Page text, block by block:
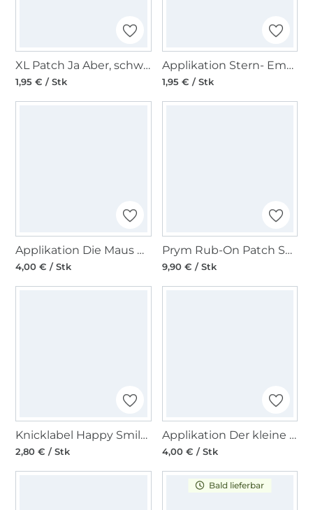
XL Patch Ja Aber, schwarz
1,95 € / Stk
Applikation Stern- Emblem
1,95 € / Stk
Applikation Die Maus winkt - Die Sendung mit der Maus
4,00 € / Stk
Prym Rub-On Patch STRETCH 3 Stk, marineblau
9,90 € / Stk
Knicklabel Happy Smiley
2,80 € / Stk
Applikation Der kleine Maulwurf, Pauli
4,00 € / Stk
Bald lieferbar